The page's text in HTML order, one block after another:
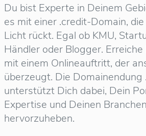
Du bist Experte in Deinem
es mit einer .credit-Domain,
Licht rückt. Egal ob KMU,
Händler oder Blogger.
mit einem Onlineauftritt, der
überzeugt. Die Domainendung
unterstützt Dich dabei, Dein
Expertise und Deinen
hervorzuheben.